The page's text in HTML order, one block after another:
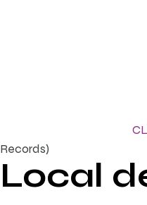
Records)
Local